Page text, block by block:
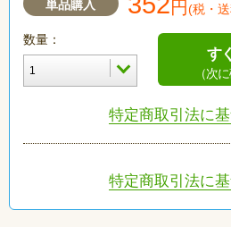
単品購入 円(税・
数量：
す
（次
特定商取引法に
特定商取引法に